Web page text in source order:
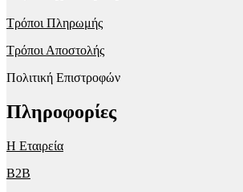
Τρόποι Πληρωμής
Τρόποι Αποστολής
Πολιτική Επιστροφών
Πληροφορίες
Η Εταιρεία
B2B